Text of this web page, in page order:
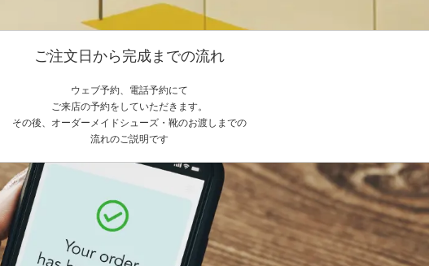
ご注文日から完成までの流れ
ウェブ予約、電話予約にて
ご来店の予約をしていただきます。
その後、オーダーメイドシューズ・靴のお渡しまでの
流れのご説明です